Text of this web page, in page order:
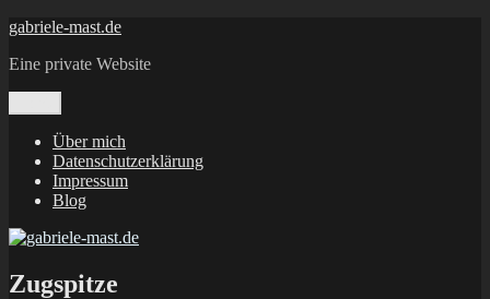
Zum
springen
gabriele-mast.de
Eine private Website
Über mich
Datenschutzerklärung
Impressum
Blog
Zugspitze